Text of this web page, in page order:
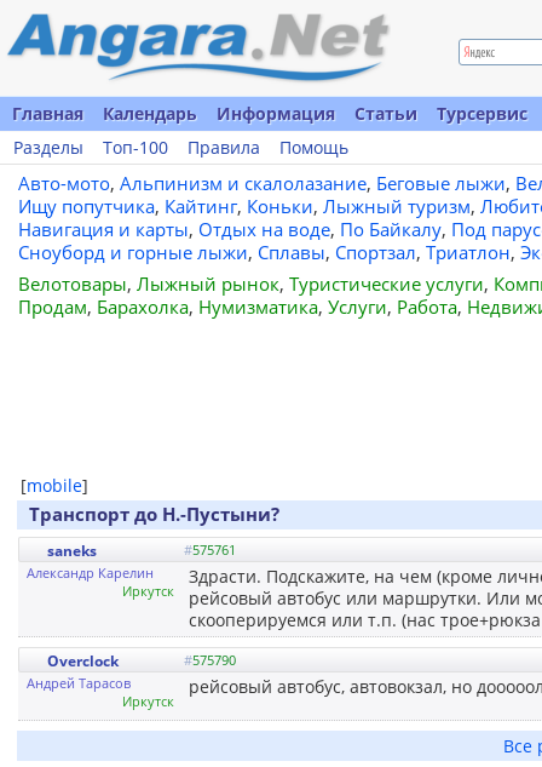
Главная Календарь Информация Статьи
Турсервис
Разделы
Топ-100 Правила Помощь
Авто-мото, Альпинизм и скалолазание, Беговые лыжи,
Ищу попутчика, Кайтинг, Коньки, Лыжный туризм,
Навигация и карты, Отдых на воде, По Байкалу, Под
Сноуборд и горные лыжи, Сплавы, Спортзал, Триатлон,
Велотовары, Лыжный рынок, Туристические услуги,
Продам, Барахолка, Нумизматика, Услуги, Работа,
[mobile]
Транспорт до Н.-Пустыни?
saneks #575761
Александр Карелин
Иркутск
Здрасти. Подскажите, на чем (кроме
рейсовый автобус или маршрутки. Или
скооперируемся или т.п. (нас
Overclock #575790
Андрей Тарасов
Иркутск
рейсовый автобус, автовокзал, но
Все